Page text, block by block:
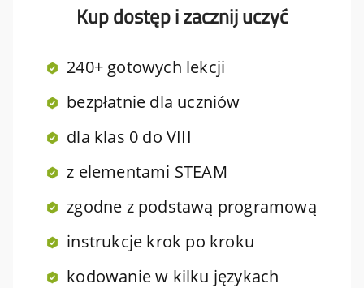
Kup dostęp i zacznij uczyć
240+ gotowych lekcji
bezpłatnie dla uczniów
dla klas 0 do VIII
z elementami STEAM
zgodne z podstawą programową
instrukcje krok po kroku
kodowanie w kilku językach